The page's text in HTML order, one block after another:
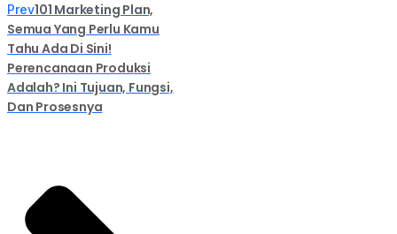
Prev101 Marketing Plan,
Semua Yang Perlu Kamu
Tahu Ada Di Sini!
Perencanaan Produksi
Adalah? Ini Tujuan, Fungsi,
Dan Prosesnya